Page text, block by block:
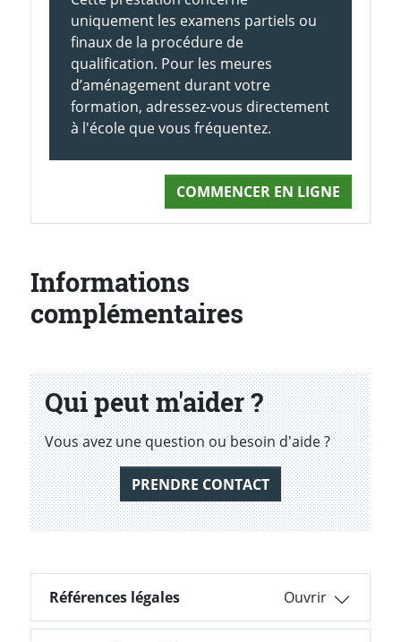
uniquement les examens partiels ou
finaux de la procédure de
qualification. Pour les meures
d’aménagement durant votre
formation, adressez-vous directement
à l'école que vous fréquentez.
COMMENCER EN LIGNE
Informations
complémentaires
Qui peut m'aider ?
Vous avez une question ou besoin d'aide ?
PRENDRE CONTACT
Références légales
Références légales